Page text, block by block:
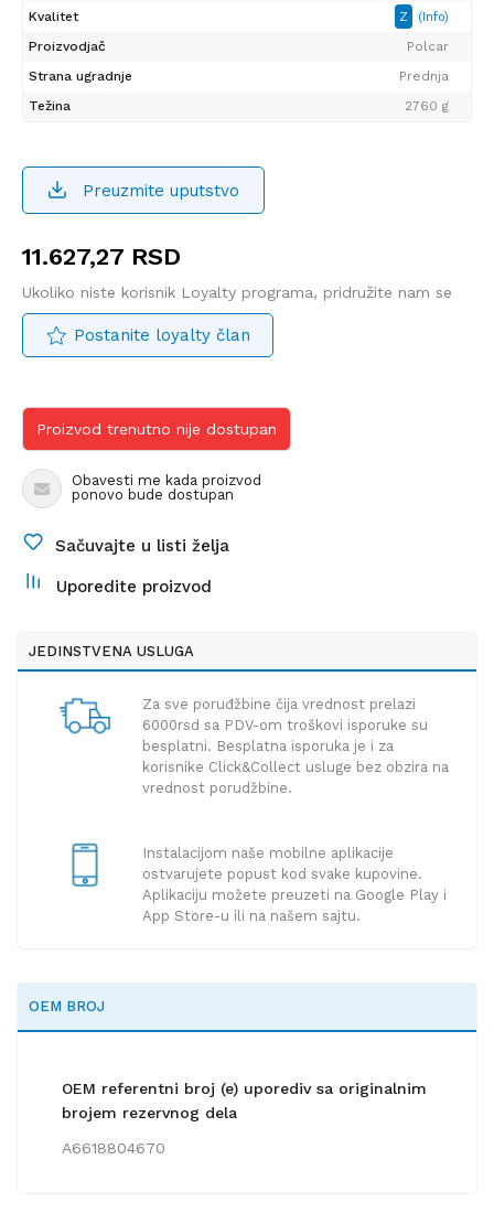
Kvalitet
Z (Info)
Proizvodjač
Polcar
Strana ugradnje
Prednja
Težina
2760 g
Preuzmite uputstvo
11.627,27 RSD
Ukoliko niste korisnik Loyalty programa, pridružite nam se
Postanite loyalty član
Proizvod trenutno nije dostupan
Obavesti me kada proizvod
ponovo bude dostupan
Sačuvajte u listi želja
Uporedite proizvod
JEDINSTVENA USLUGA
Za sve poruđžbine čija vrednost prelazi
6000rsd sa PDV-om troškovi isporuke su
besplatni. Besplatna isporuka je i za
korisnike Click&Collect usluge bez obzira na
vrednost porudžbine.
Instalacijom naše mobilne aplikacije
ostvarujete popust kod svake kupovine.
Aplikaciju možete preuzeti na Google Play i
App Store-u ili na našem sajtu.
OEM BROJ
OEM referentni broj (e) uporediv sa originalnim
brojem rezervnog dela
A6618804670